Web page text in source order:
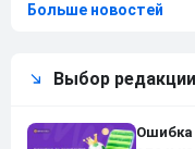
Больше новостей
Выбор редакции
Ошибка